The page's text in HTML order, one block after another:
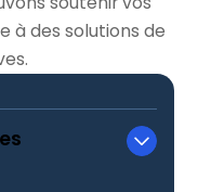
à des solutions de